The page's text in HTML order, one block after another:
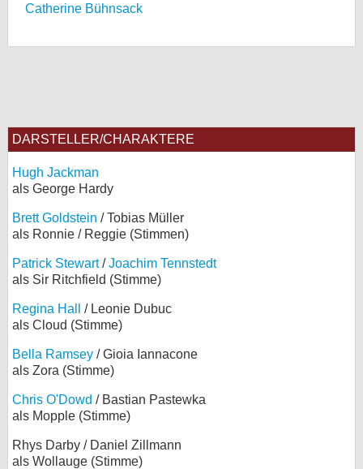
Catherine Bühnsack
DARSTELLER/CHARAKTERE
Hugh Jackman
als George Hardy
Brett Goldstein / Tobias Müller
als Ronnie / Reggie (Stimmen)
Patrick Stewart/Joachim Tennstedt
als Sir Ritchfield (Stimme)
Regina Hall
/ Leonie Dubuc
als Cloud (Stimme)
Bella Ramsey / Gioia Iannacone
als Zora (Stimme)
Chris O'Dowd / Bastian Pastewka
als Mopple (Stimme)
Rhys Darby / Daniel Zillmann
als Wollauge (Stimme)